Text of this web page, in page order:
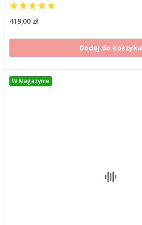
419,00 zł
Dodaj do koszyka
W Magazynie